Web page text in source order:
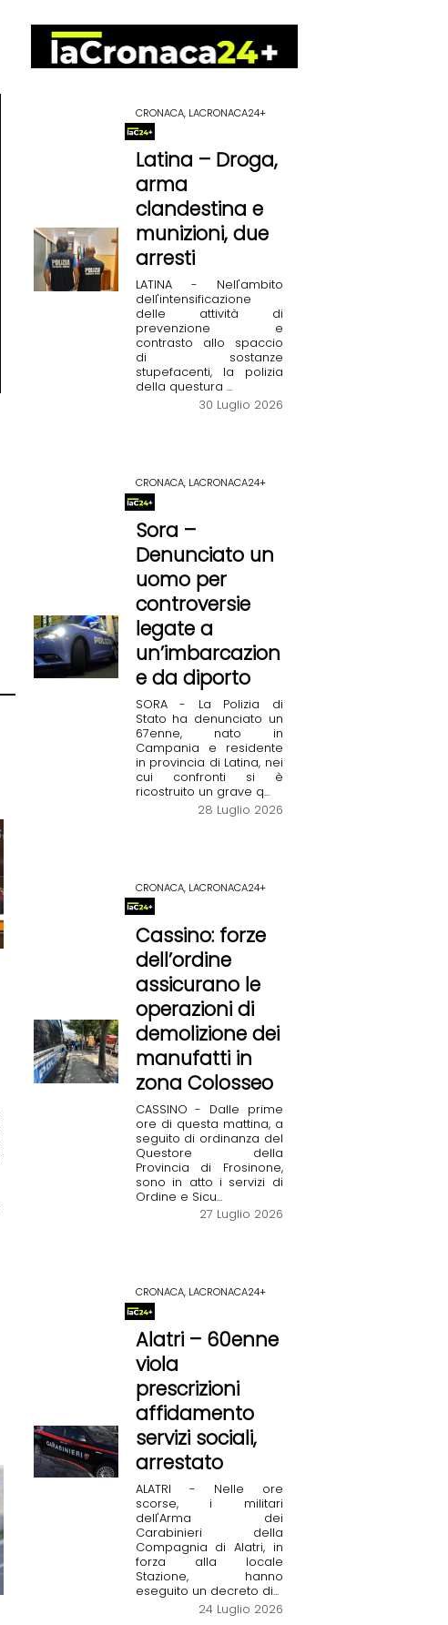
CRONACA, LACRONACA24+
Latina – Droga,
arma
clandestina e
munizioni, due
arresti
LATINA - Nell'ambito
dell'intensificazione
delle attività di
prevenzione e
contrasto allo spaccio
di sostanze
stupefacenti, la polizia
della questura ...
30 Luglio 2026
CRONACA, LACRONACA24+
Sora –
Denunciato un
uomo per
controversie
legate a
un’imbarcazion
e da diporto
SORA - La Polizia di
Stato ha denunciato un
67enne, nato in
Campania e residente
in provincia di Latina, nei
cui confronti si è
ricostruito un grave q...
28 Luglio 2026
CRONACA, LACRONACA24+
Cassino: forze
dell’ordine
assicurano le
operazioni di
demolizione dei
manufatti in
zona Colosseo
CASSINO - Dalle prime
ore di questa mattina, a
seguito di ordinanza del
Questore della
Provincia di Frosinone,
sono in atto i servizi di
Ordine e Sicu...
27 Luglio 2026
CRONACA, LACRONACA24+
Alatri – 60enne
viola
prescrizioni
affidamento
servizi sociali,
arrestato
ALATRI - Nelle ore
scorse, i militari
dell'Arma dei
Carabinieri della
Compagnia di Alatri, in
forza alla locale
Stazione, hanno
eseguito un decreto di...
24 Luglio 2026